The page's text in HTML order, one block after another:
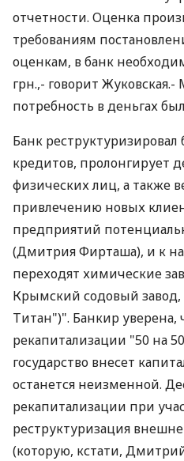
отчетности. Оценка
требованиям
оценкам, в банк
грн.,- говорит
потребность в деньгах
Банк
кредитов, пролонгирует
физических лиц, а также
привлечению новых
предприятий
(Дмитрия Фирташа), и к
переходят химические
Крымский содовый
Титан")". Банкир уверена,
рекапитализации "50 на
государство внесет
останется неизменной.
рекапитализации при
реструктуризация
(которую, кстати,